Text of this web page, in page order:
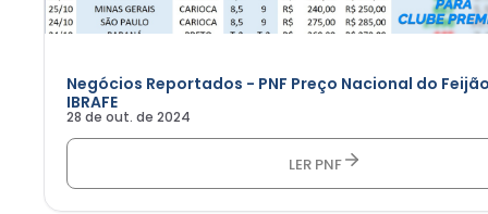
Negócios Reportados - PNF Preço Nacional do
IBRAFE
28 de out. de 2024
LER PNF